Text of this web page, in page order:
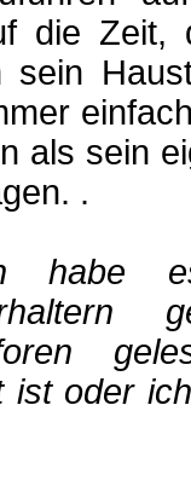
die Zeit,
sein
als sein
.
habe
ist oder